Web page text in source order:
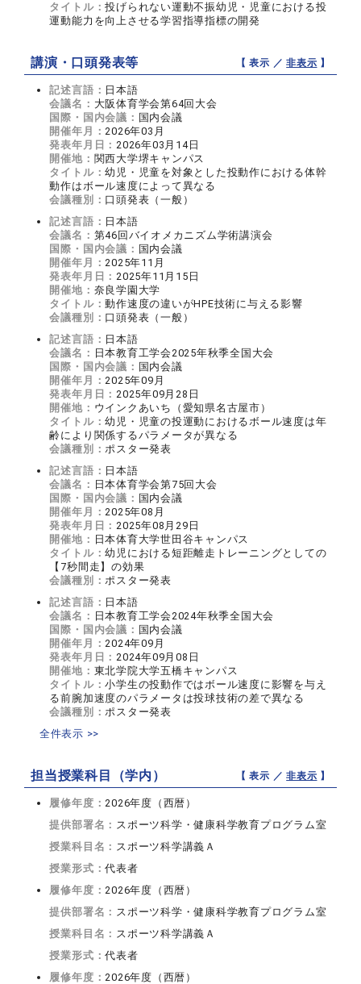
タイトル：投げられない運動不振幼児・児童における投
運動能力を向上させる学習指導指標の開発
講演・口頭発表等 【 表示 ／非表示 】
記述言語： 日本語
会議名： 大阪体育学会第64回大会
国際・国内会議： 国内会議
開催年月：2026年03月
発表年月日：2026年03月14日
開催地： 関西大学堺キャンパス
タイトル：幼児・児童を対象とした投動作における体幹
動作はボール速度によって異なる
会議種別： 口頭発表（一般）
記述言語： 日本語
会議名： 第46回バイオメカニズム学術講演会
国際・国内会議： 国内会議
開催年月：2025年11月
発表年月日：2025年11月15日
開催地： 奈良学園大学
タイトル：動作速度の違いがHPE技術に与える影響
会議種別： 口頭発表（一般）
記述言語： 日本語
会議名： 日本教育工学会2025年秋季全国大会
国際・国内会議： 国内会議
開催年月：2025年09月
発表年月日：2025年09月28日
開催地： ウインクあいち（愛知県名古屋市）
タイトル：幼児・児童の投運動におけるボール速度は年
齢により関係するパラメータが異なる
会議種別：ポスター発表
記述言語： 日本語
会議名： 日本体育学会第75回大会
国際・国内会議： 国内会議
開催年月：2025年08月
発表年月日：2025年08月29日
開催地： 日本体育大学世田谷キャンパス
タイトル：幼児における短距離走トレーニングとしての
【7秒間走】の効果
会議種別：ポスター発表
記述言語： 日本語
会議名： 日本教育工学会2024年秋季全国大会
国際・国内会議： 国内会議
開催年月：2024年09月
発表年月日：2024年09月08日
開催地： 東北学院大学五橋キャンパス
タイトル：小学生の投動作ではボール速度に影響を与え
る前腕加速度のパラメータは投球技術の差で異なる
会議種別：ポスター発表
全件表示 >>
担当授業科目（学内） 【 表示 ／非表示 】
履修年度：2026年度（西暦）
提供部署名： スポーツ科学・健康科学教育プログラム室
授業科目名： スポーツ科学講義Ａ
授業形式：代表者
履修年度：2026年度（西暦）
提供部署名： スポーツ科学・健康科学教育プログラム室
授業科目名： スポーツ科学講義Ａ
授業形式：代表者
履修年度：2026年度（西暦）